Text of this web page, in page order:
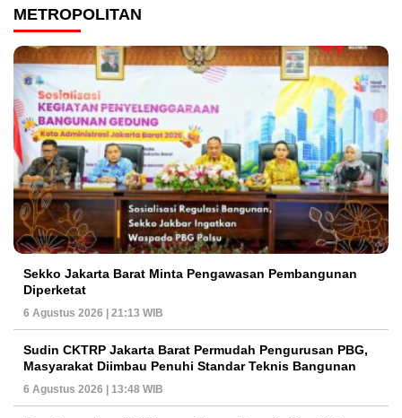
METROPOLITAN
Sekko Jakarta Barat Minta Pengawasan Pembangunan
Diperketat
6 Agustus 2026 | 21:13 WIB
Sudin CKTRP Jakarta Barat Permudah Pengurusan PBG,
Masyarakat Diimbau Penuhi Standar Teknis Bangunan
6 Agustus 2026 | 13:48 WIB